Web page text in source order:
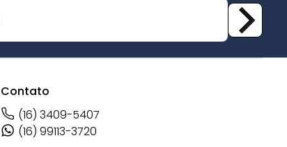
Contato
(16) 3409-5407
(16) 99113-3720